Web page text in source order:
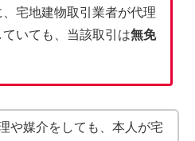
宅地建物取引業者が代理
いても、当該取引は無免
や媒介をしても、本人が宅